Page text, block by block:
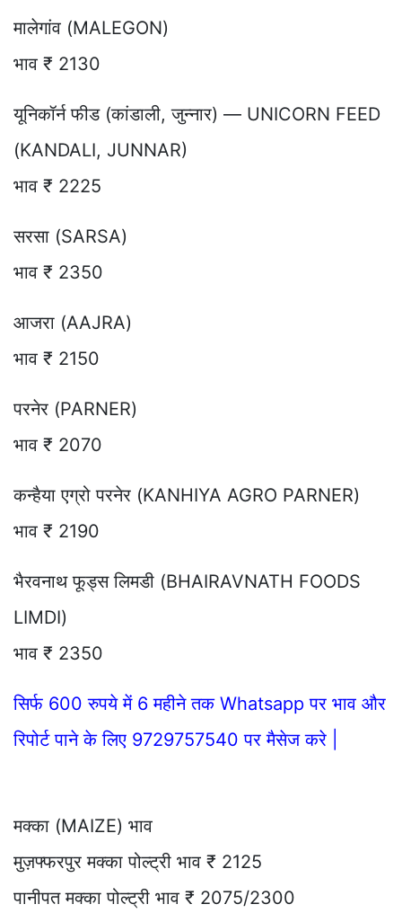
मालेगांव (MALEGON)
भाव ₹ 2130
यूनिकॉर्न फीड (कांडाली, जुन्नार) — UNICORN FEED
(KANDALI, JUNNAR)
भाव ₹ 2225
सरसा (SARSA)
भाव ₹ 2350
आजरा (AAJRA)
भाव ₹ 2150
परनेर (PARNER)
भाव ₹ 2070
कन्हैया एग्रो परनेर (KANHIYA AGRO PARNER)
भाव ₹ 2190
भैरवनाथ फूड्स लिमडी (BHAIRAVNATH FOODS
LIMDI)
भाव ₹ 2350
सिर्फ 600 रुपये में 6 महीने तक Whatsapp पर भाव और
रिपोर्ट पाने के लिए 9729757540 पर मैसेज करे |
मक्का (MAIZE) भाव
मुज़फ्फरपुर मक्का पोल्ट्री भाव ₹ 2125
पानीपत मक्का पोल्ट्री भाव ₹ 2075/2300